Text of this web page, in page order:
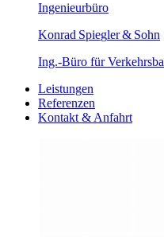
Ingenieurbüro
Konrad Spiegler& Sohn
Ing.-Büro für
Leistungen
Referenzen
Kontakt & Anfahrt